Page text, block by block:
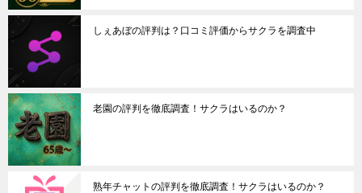
しぇあぼの評判は？口コミ評価からサクラを調査中
老園の評判を徹底調査！サクラはいるのか？
熟年チャットの評判を徹底調査！サクラはいるのか？